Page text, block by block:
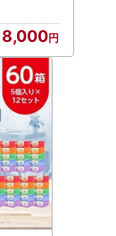
8,000